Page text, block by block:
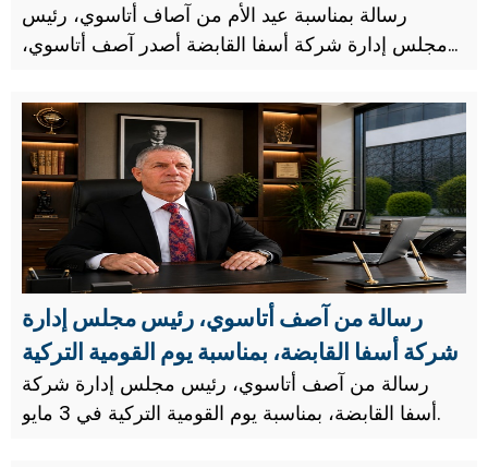
رسالة بمناسبة عيد الأم من آصاف أتاسوي، رئيس
مجلس إدارة شركة أسفا القابضة أصدر آصف أتاسوي،
الخيري، رسالة بمناسبة عيد الأم.
رسالة من آصف أتاسوي، رئيس مجلس إدارة
شركة أسفا القابضة، بمناسبة يوم القومية التركية
في 3 مايو.
رسالة من آصف أتاسوي، رئيس مجلس إدارة شركة
أسفا القابضة، بمناسبة يوم القومية التركية في 3 مايو.